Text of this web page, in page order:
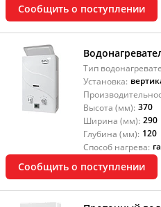
Сообщить о поступлении
Тип
Установка:
Высота (мм): 370
Ширина (мм): 290
Глубина (мм): 120
Способ нагрева:
Сообщить о поступлении